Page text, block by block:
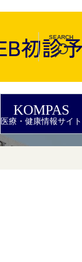
SEARCH
KOMPAS
医療・健康情報サイト